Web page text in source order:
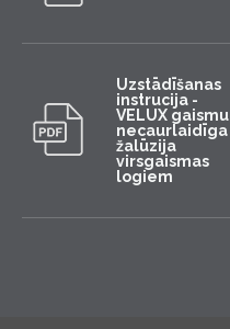
Uzstādīšanas
instrucija -
VELUX gaismu
necaurlaidīga
žalūzija
virsgaismas
logiem